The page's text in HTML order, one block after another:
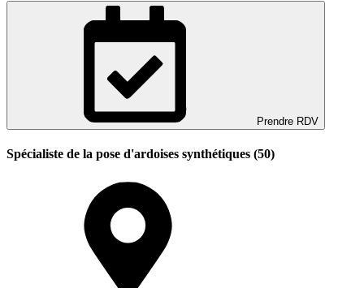
Prendre RDV
Spécialiste de la pose d'ardoises synthétiques (50)